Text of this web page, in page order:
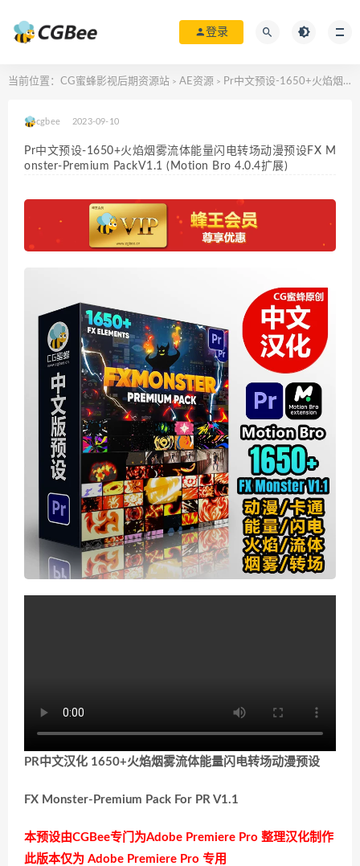
登录
当前位置： CG蜜蜂影视后期资源站 > AE资源 > Pr中文预设-1650+火焰烟雾流体能量闪电转场动漫预设FX Monster-Premium PackV1.1 (Motion Bro 4.0.4扩展)
cgbee 2023-09-10
Pr中文预设-1650+火焰烟雾流体能量闪电转场动漫预设FX M
onster-Premium PackV1.1 (Motion Bro 4.0.4扩展)
PR中文汉化 1650+火焰烟雾流体能量闪电转场动漫预设
FX Monster-Premium Pack For PR V1.1
本预设由CGBee专门为Adobe Premiere Pro 整理汉化制作
此版本仅为 Adobe Premiere Pro 专用